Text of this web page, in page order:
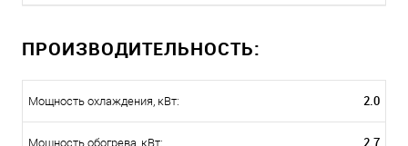
ПРОИЗВОДИТЕЛЬНОСТЬ:
Мощность охлаждения, кВт: 2.0
Мощность обогрева, кВт: 2.7